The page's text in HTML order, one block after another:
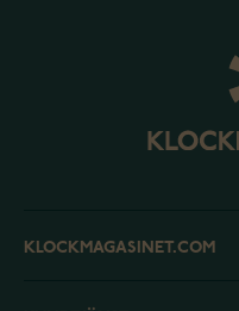
KLOCKMAGASINET.COM